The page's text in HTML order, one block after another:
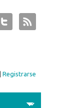
|Registrarse